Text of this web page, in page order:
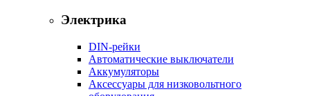
Электрика
DIN-рейки
Автоматические выключатели
Аккумуляторы
Аксессуары для низковольтного